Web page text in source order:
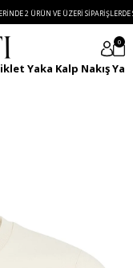
ÜRÜN VE ÜZERI SIPARIŞLERDE
0